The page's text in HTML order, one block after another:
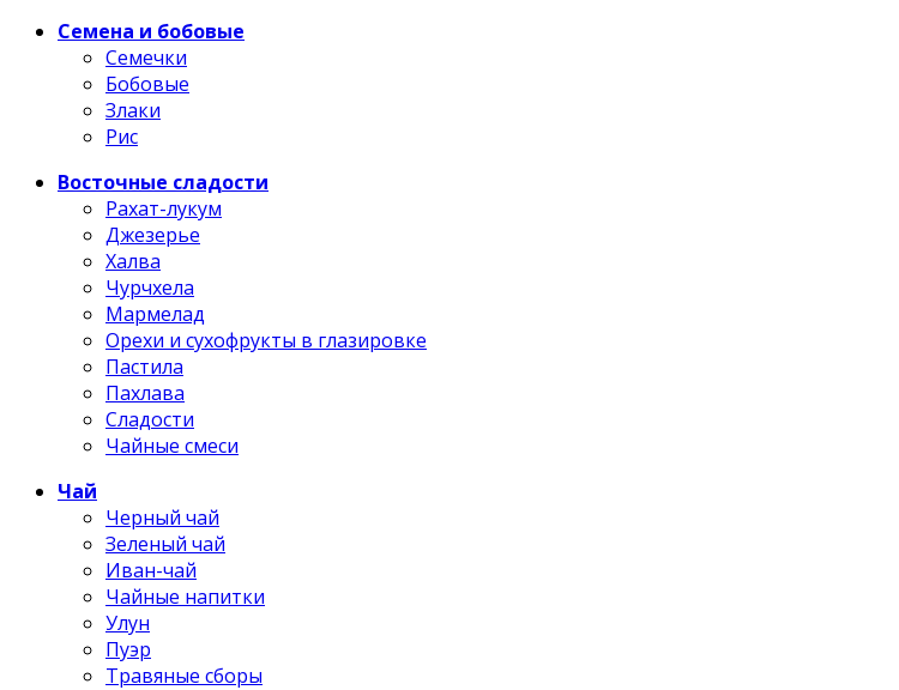
Семена и бобовые
Семечки
Бобовые
Злаки
Рис
Восточные сладости
Рахат-лукум
Джезерье
Халва
Чурчхела
Мармелад
Орехи и сухофрукты в глазировке
Пастила
Пахлава
Сладости
Чайные смеси
Чай
Черный чай
Зеленый чай
Иван-чай
Чайные напитки
Улун
Пуэр
Травяные сборы